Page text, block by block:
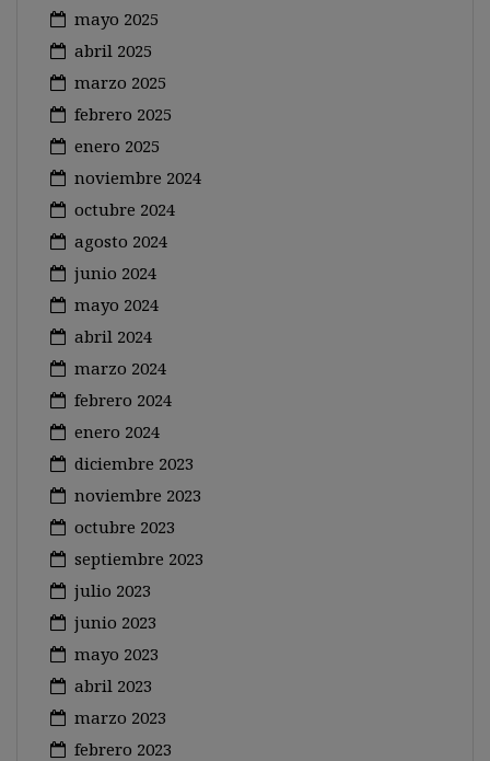
mayo 2025
abril 2025
marzo 2025
febrero 2025
enero 2025
noviembre 2024
octubre 2024
agosto 2024
junio 2024
mayo 2024
abril 2024
marzo 2024
febrero 2024
enero 2024
diciembre 2023
noviembre 2023
octubre 2023
septiembre 2023
julio 2023
junio 2023
mayo 2023
abril 2023
marzo 2023
febrero 2023